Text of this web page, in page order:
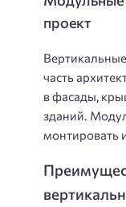
проект
часть
в фасады,
зданий.
монтировать